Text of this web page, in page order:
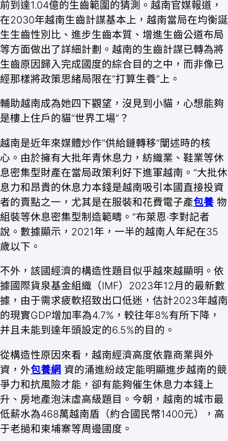
前到達1.04億的生齒範圍的猜測。越南官媒報道，
在2030年越南生齒計謀基本上，越南當局在均衡誕
生生齒性別比、進步生齒本質、增進生齒公道布局
等方面做出了詳細計劃。越南的生齒計謀已轉為將
生齒原因歸入完成國度的綜合目的之中，而非像已
經那樣將政策思緒局限在“打算生養”上。
輔助越南成為她四下觀望，沒見到小貓，心想能夠
是樓上住戶的貓“世界工場”？
越南是近年來媒體炒作“供給鏈轉移”闡述時的核
心。由於擁有大批年青休息力，紡織業、鞋業等休
息密集型財產在當局政策利好下進軍越南。“大批休
息力和昂貴的休息力本錢是越南吸引本國直接投資
者的賣點之一，尤其是在服裝和花費電子產包養 物
組裝等休息密集型制造範疇。”布萊恩·李對記者
說。數據顯示，2021年，一半的越南人年紀在35
歲以下。
不外，該國經濟的構造性題目似乎越來越顯明。依
據國際貨泉基金組織（IMF）2023年12月的最新數
據，由于需求疲軟招致出口低迷，估計2023年越南
的現實GDP增加率為4.7%，較往年8%有所下降，
并且未能到達年頭設定的6.5%的目的。
從構造性原因來看，越南經濟高度依靠商業與外
資，外包養網 資的涌進紛歧定能明顯進步越南的競
爭力和抗風險才能，卻有能夠催生休息力本錢上
升、房地產泡沫虛高級題目。今朝，越南的城市最
低薪水為468萬越南盾（約合國民幣1400元），高
于老撾和柬埔寨等周邊國度。